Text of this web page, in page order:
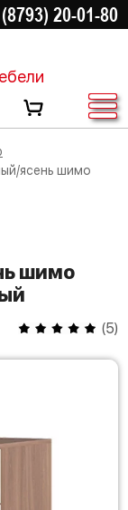
20-01-80
(5)